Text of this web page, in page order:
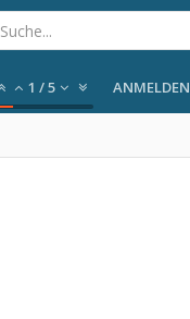
1 /5 ANMELDEN